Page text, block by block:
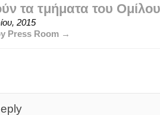
τα τμήματα του
2015
Press Room →